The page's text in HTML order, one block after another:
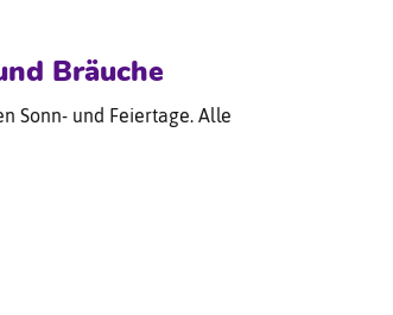
Bräuche
Sonn- und Feiertage. Alle